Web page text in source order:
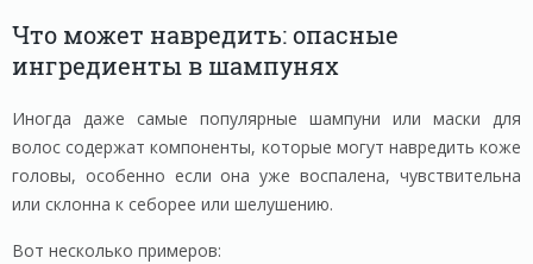
Что может навредить: опасные
ингредиенты в шампунях
Иногда даже самые популярные шампуни или маски для
волос содержат компоненты, которые могут навредить коже
головы, особенно если она уже воспалена, чувствительна
или склонна к себорее или шелушению.
Вот несколько примеров: